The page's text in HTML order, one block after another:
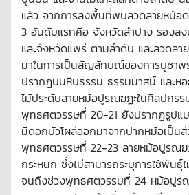
แล้ว จากการลงพื้นที่พบลวดลายหม้อ
3 อันดับแรกคือ จังหวัดลำปาง รองลง
และจังหวัดแพร่ ตามลำดับ และลวดล
มาในการเป็นสัญลักษณ์ของการบูชาพ
ปรากฏบนหีบธรรม ธรรมมาสน์ และห
ไม้ประดับลายหม้อปูรณฆฏะในศิลปกร
พุทธศตวรรษที่ 20-21 ยังปรากฏรูป
มีดอกบัวโผล่ออกมาจากปากหม้อเป็น
พุทธศตวรรษที่ 22-23 ลายหม้อปูรณฆ
กระหนก ซึ่งไม่สามารถระบุการใช้พันธุ์
จนถึงช่วงพุทธศตวรรษที่ 24 หม้อปูร